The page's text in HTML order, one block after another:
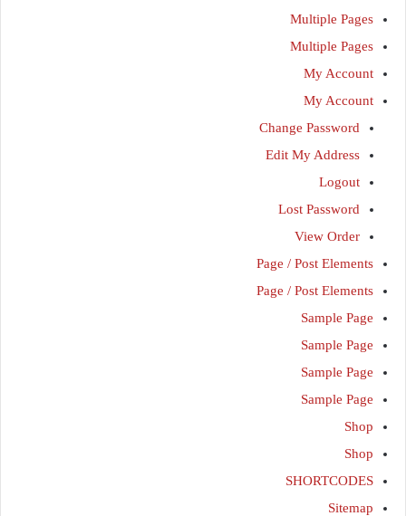
Multiple Pages
Multiple Pages
My Account
My Account
Change Password
Edit My Address
Logout
Lost Password
View Order
Page / Post Elements
Page / Post Elements
Sample Page
Sample Page
Sample Page
Sample Page
Shop
Shop
SHORTCODES
Sitemap